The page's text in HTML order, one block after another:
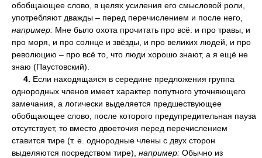
обобщающее слово, в целях усиления его смысловой роли,
употребляют дважды – перед перечислением и после него,
например: Мне было охота прочитать про всё: и про травы, и
про моря, и про солнце и звёзды, и про великих людей, и про
революцию – про всё то, что люди хорошо знают, а я ещё не
знаю (Паустовский).
4. Если находящаяся в середине предложения группа
однородных членов имеет характер попутного уточняющего
замечания, а логически выделяется предшествующее
обобщающее слово, после которого предупредительная пауза
отсутствует, то вместо двоеточия перед перечислением
ставится тире (т. е. однородные члены с двух сторон
выделяются посредством тире), например: Обычно из